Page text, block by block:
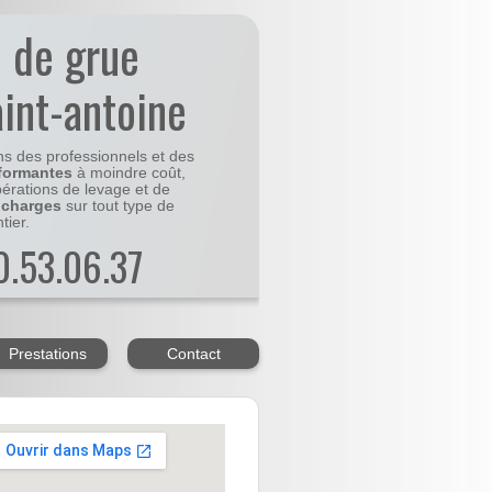
grue
antoine
des professionnels et des
à moindre coût,
de levage et de
sur tout type de
Prestations Contact